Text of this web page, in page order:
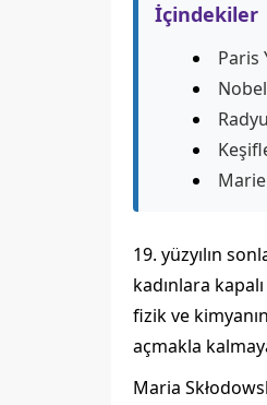
İçindekiler
Paris
19. yüzyılın
kadınlara
fizik ve
açmakla
Maria